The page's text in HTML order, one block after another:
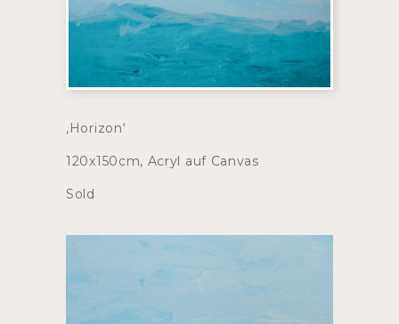
‚Horizon‘
120x150cm, Acryl auf Canvas
Sold